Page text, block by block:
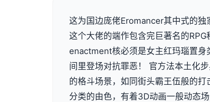
这为国边庞佬Eromancer其中式的
这个大佬的端作包含完巨著名的
enactment核必须是女主红玛瑙置身
间里登场对抗罪恶！ 官方法本土化
的格斗场景，如同街头霸王伍般的
分类的由色，有着3D动画一般动态